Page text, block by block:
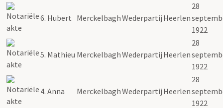
6. Hubert MerckelbaghWederpartij Heerlen
28
1922
5. Mathieu MerckelbaghWederpartij Heerlen
28
1922
4. Anna MerckelbaghWederpartij Heerlen
28
1922